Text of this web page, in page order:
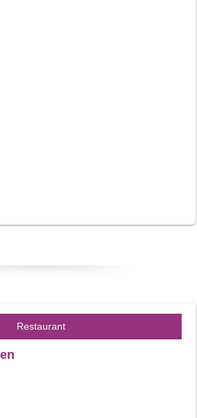
Restaurant